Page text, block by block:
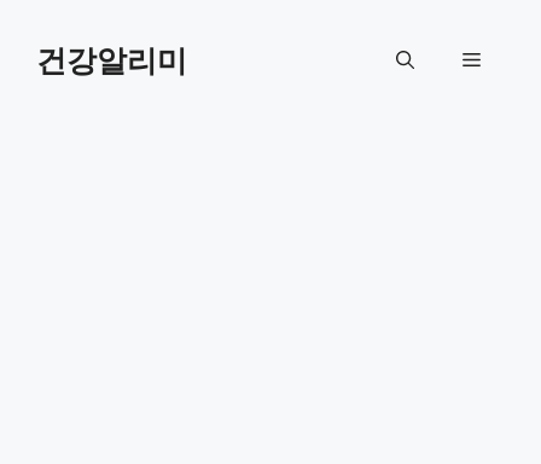
건강알리미 메